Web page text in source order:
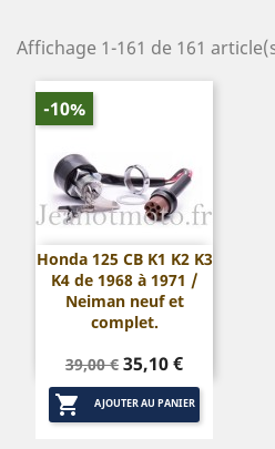
Affichage 1-161 de 161
Honda 125 CB K1 K2 K3
K4 de 1968 à 1971 /
Neiman neuf et
complet.
Prix
de
base
39,00 € Prix
35,10 €
 AJOUTER AU PANIER
-10%